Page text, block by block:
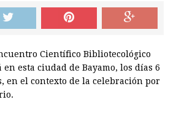
Científico Bibliotecológico
esta ciudad de Bayamo, los días 6
en el contexto de la celebración por